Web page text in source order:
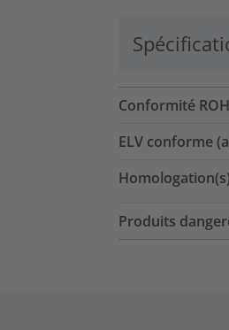
Conformité
ELV conforme
Produits